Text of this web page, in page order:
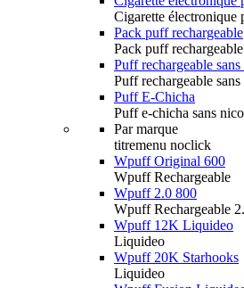
Cigarette électronique
Pack puff rechargeable
Pack puff rechargeable
Puff rechargeable
Puff rechargeable
Puff E-Chicha
Puff e-chicha sans
Par marque
titremenu noclick
Wpuff Original 600
Wpuff Rechargeable
Wpuff 2.0 800
Wpuff Rechargeable
Wpuff 12K Liquideo
Liquideo
Wpuff 20K Starhooks
Liquideo